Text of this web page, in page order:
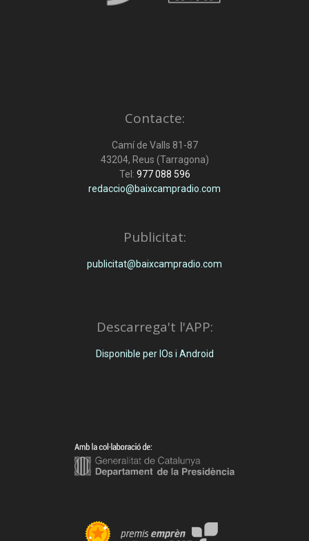
Contacte:
Camí de Valls 81-87
43204, Reus (Tarragona)
Tel: 977 088 596
redaccio@baixcampradio.com
Publicitat:
publicitat@baixcampradio.com
Descarrega't l'APP:
Disponible per IOs i Android